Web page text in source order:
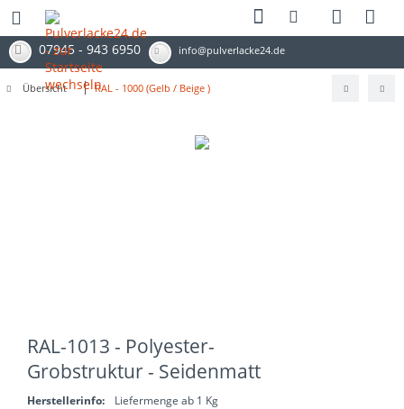
07945 - 943 6950 info@pulverlacke24.de
Übersicht RAL - 1000 (Gelb / Beige )
RAL-1013 - Polyester-
Grobstruktur - Seidenmatt
Herstellerinfo:
Liefermenge ab 1 Kg